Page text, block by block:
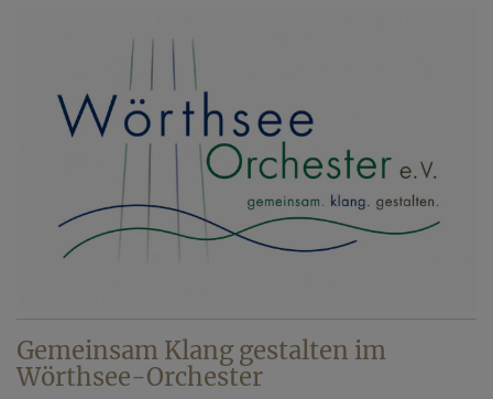
Gemeinsam Klang gestalten im
Wörthsee-Orchester